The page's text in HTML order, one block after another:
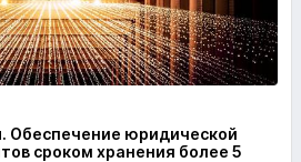
Обеспечение юридической
сроком хранения более 5